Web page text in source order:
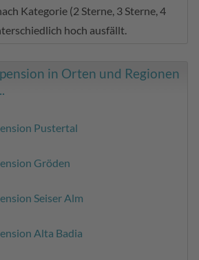
Kategorie (2 Sterne, 3 Sterne, 4
hoch ausfällt.
in Orten und Regionen
Pustertal
Gröden
Seiser Alm
Alta Badia